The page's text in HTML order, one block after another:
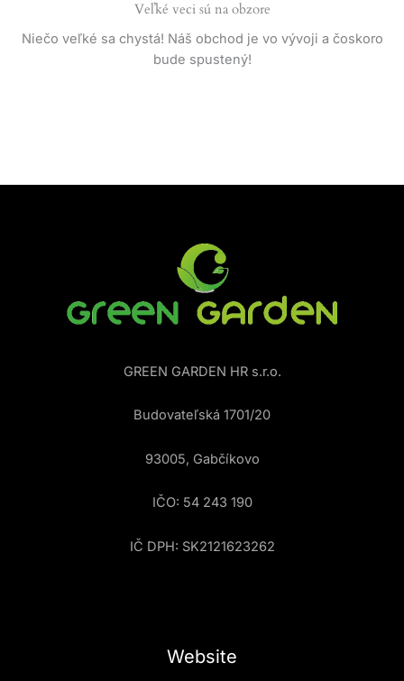
Veľké veci sú na obzore
Niečo veľké sa chystá! Náš obchod je vo vývoji a čoskoro
bude spustený!
GREEN GARDEN HR s.r.o.
Budovateľská 1701/20
93005, Gabčíkovo
IČO: 54 243 190
IČ DPH: SK2121623262
Website